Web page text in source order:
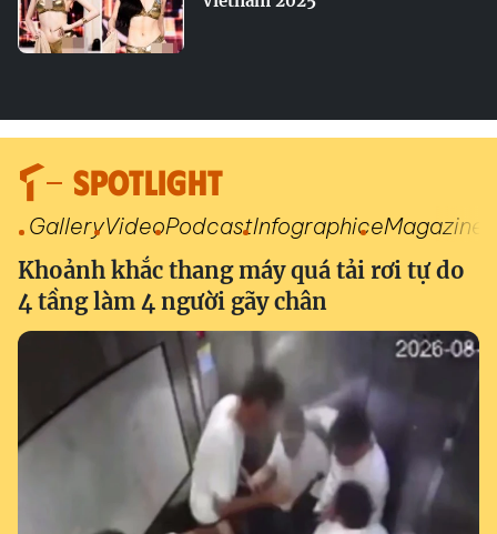
SPOTLIGHT
GalleryVideoPodcastInfographiceMagazine
Khoảnh khắc thang máy quá tải rơi tự do
4 tầng làm 4 người gãy chân